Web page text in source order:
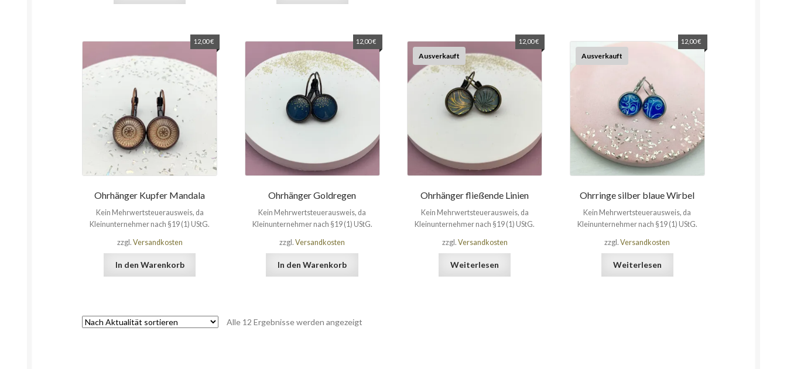
Ohrhänger Kupfer Mandala
12,00€
Kein Mehrwertsteuerausweis, da
Kleinunternehmer nach §19 (1) UStG.
zzgl. Versandkosten
In den Warenkorb
Ohrhänger Goldregen
12,00€
Kein Mehrwertsteuerausweis, da
Kleinunternehmer nach §19 (1) UStG.
zzgl.Versandkosten
In den Warenkorb
Ausverkauft
Ohrhänger fließende Linien
12,00€
Kein Mehrwertsteuerausweis, da
Kleinunternehmer nach §19 (1) UStG.
zzgl. Versandkosten
Weiterlesen
Ausverkauft
Ohrringe silber blaue Wirbel
12,00€
Kein Mehrwertsteuerausweis, da
Kleinunternehmer nach §19 (1) UStG.
zzgl.Versandkosten
Weiterlesen
Alle 12 Ergebnisse werden angezeigt